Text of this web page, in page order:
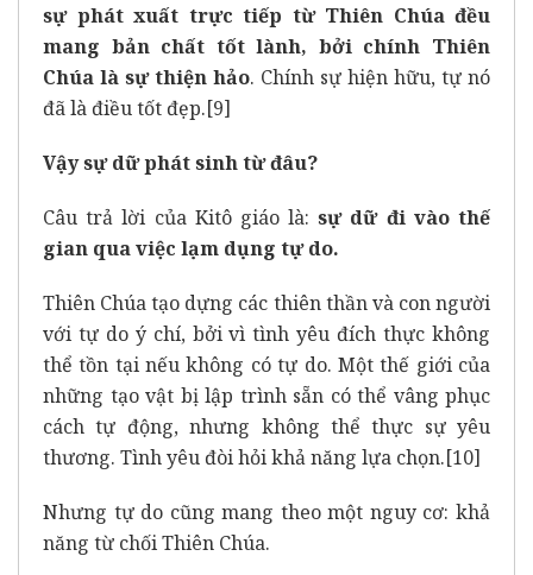
sự phát xuất trực tiếp từ Thiên Chúa đều
mang bản chất tốt lành, bởi chính Thiên
Chúa là sự thiện hảo. Chính sự hiện hữu, tự nó
đã là điều tốt đẹp.[9]
Vậy sự dữ phát sinh từ đâu?
Câu trả lời của Kitô giáo là:sự dữ đi vào thế
gian qua việc lạm dụng tự do.
Thiên Chúa tạo dựng các thiên thần và con người
với tự do ý chí, bởi vì tình yêu đích thực không
thể tồn tại nếu không có tự do. Một thế giới của
những tạo vật bị lập trình sẵn có thể vâng phục
cách tự động, nhưng không thể thực sự yêu
thương. Tình yêu đòi hỏi khả năng lựa chọn.[10]
Nhưng tự do cũng mang theo một nguy cơ: khả
năng từ chối Thiên Chúa.